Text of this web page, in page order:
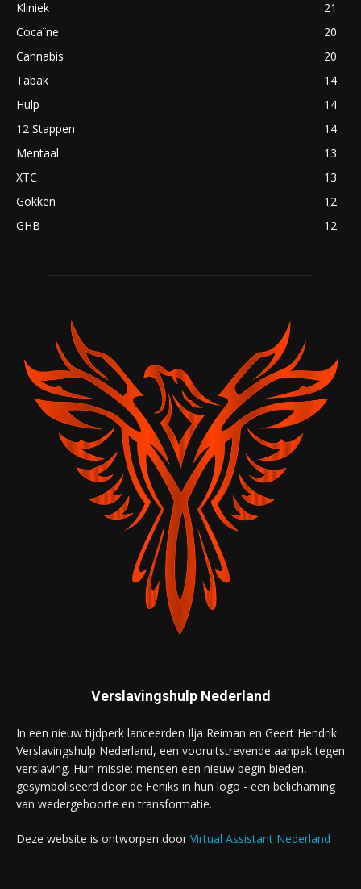
Kliniek
21
Cocaïne
20
Cannabis
20
Tabak
14
Hulp
14
12 Stappen
14
Mentaal
13
XTC
13
Gokken
12
GHB
12
Verslavingshulp Nederland
In een nieuw tijdperk lanceerden Ilja Reiman en Geert Hendrik
Verslavingshulp Nederland, een vooruitstrevende aanpak tegen
verslaving. Hun missie: mensen een nieuw begin bieden,
gesymboliseerd door de Feniks in hun logo - een belichaming
van wedergeboorte en transformatie.
Deze website is ontworpen door Virtual Assistant Nederland